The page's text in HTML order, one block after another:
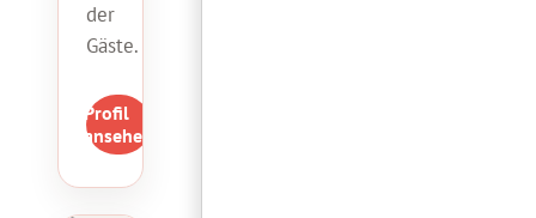
der
Gäste.
Profil
ansehen